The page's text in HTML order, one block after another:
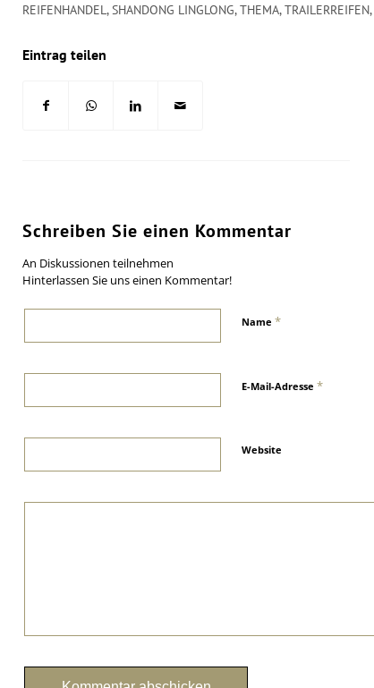
REIFENHANDEL,SHANDONG LINGLONG,THEMA,TRAILERREIFEN,
Eintrag teilen
Schreiben Sie einen Kommentar
An Diskussionen teilnehmen
Hinterlassen Sie uns einen Kommentar!
Name *
E-Mail-Adresse *
Website